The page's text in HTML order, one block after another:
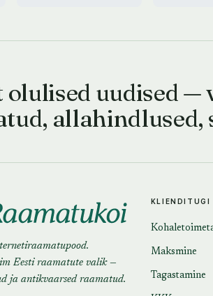
uudised —
allahindlused,
Eesti raamatute valik —
ja antikvaarsed raamatud.
KLIENDITUGI
Maksmine
Tagastamine